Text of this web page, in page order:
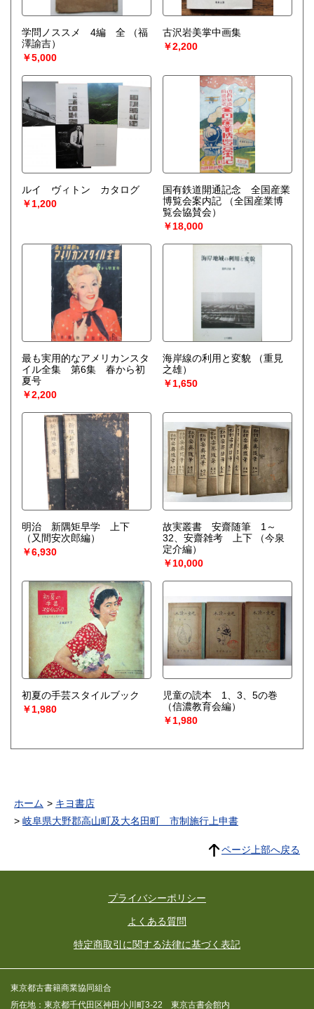
学問ノススメ 4編 全
（福
澤諭吉）
￥5,000
古沢岩美掌中画集
￥2,200
ルイ ヴィトン カタログ
￥1,200
国有鉄道開通記念 全国産業
博覧会案内記
（全国産業博
覧会協賛会）
￥18,000
最も実用的なアメリカンスタ
イル全集 第6集 春から初
夏号
￥2,200
海岸線の利用と変貌
（重見
之雄）
￥1,650
明治 新隅矩早学 上下
（又間安次郎編）
￥6,930
故実叢書 安齋随筆 1～
32、安齋雑考 上下
（今泉
定介編）
￥10,000
初夏の手芸スタイルブック
￥1,980
児童の読本 1、3、5の巻
（信濃教育会編）
￥1,980
ホーム
キヨ書店
岐阜県大野郡高山町及大名田町 市制施行上申書
ページ上部へ戻る
プライバシーポリシー
よくある質問
特定商取引に関する法律に基づく表記
東京都古書籍商業協同組合
所在地：東京都千代田区神田小川町3-22 東京古書会館内